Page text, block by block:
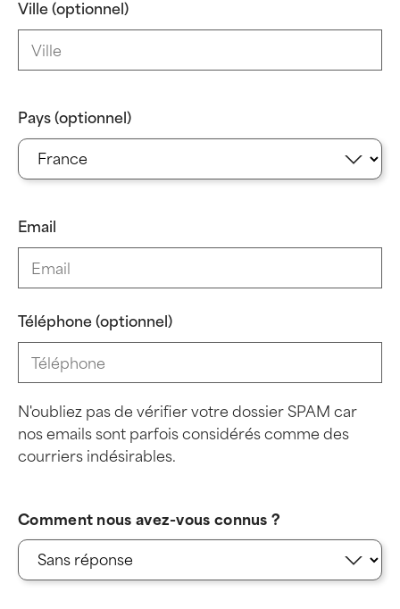
Ville (optionnel)
Pays (optionnel)
Email
Téléphone (optionnel)
N'oubliez pas de vérifier votre dossier SPAM car
nos emails sont parfois considérés comme des
courriers indésirables.
Comment nous avez-vous connus ?